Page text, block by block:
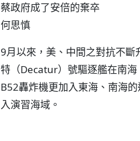
蔡政府成了安倍的棄卒
何思慎
9月以來，美、中間之對抗不
特（Decatur）號驅逐艦在南
B52轟炸機更加入東海、南海
入演習海域。